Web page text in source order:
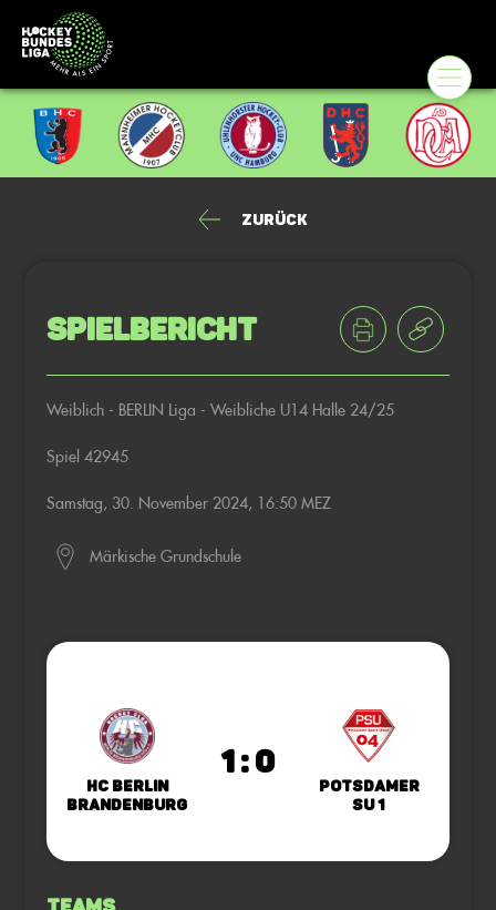
Zurück
Spielbericht
Weiblich - BERLIN Liga - Weibliche U14 Halle 24/25
Spiel 42945
Samstag, 30. November 2024, 16:50 MEZ
Märkische Grundschule
HC Berlin
Brandenburg
1 : 0
Potsdamer
SU 1